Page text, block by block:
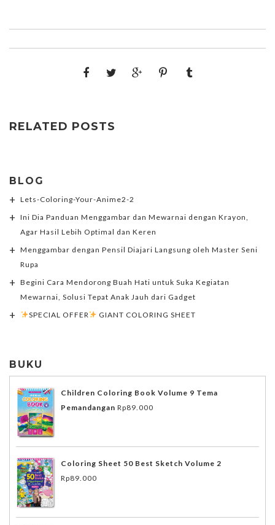
RELATED POSTS
BLOG
Lets-Coloring-Your-Anime2-2
Ini Dia Panduan Menggambar dan Mewarnai dengan Krayon,
Agar Hasil Lebih Optimal dan Keren
Menggambar dengan Pensil Diajari Langsung oleh Master Seni
Rupa
Begini Cara Mendorong Buah Hati untuk Suka Kegiatan
Mewarnai, Solusi Tepat Anak Jauh dari Gadget
SPECIAL OFFER
GIANT COLORING SHEET
BUKU
Children Coloring Book Volume 9 Tema
Pemandangan Rp89.000
Coloring Sheet 50 Best Sketch Volume 2
Rp89.000